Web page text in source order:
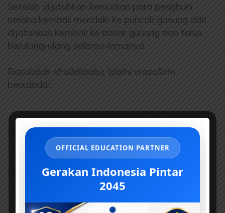
Setelah dijatuhkan kemudian para penghuni
neraka kembali mendaki ke puncak gunung dan
dijatuhkan kembali ke dasar gunung dan terus
berulang-ulang selama-lamanya.
Rasulullah shallallaahu ‘alaihi wasallam
bersabda:
OFFICIAL EDUCATION PARTNER
Gerakan Indonesia Pintar
2045